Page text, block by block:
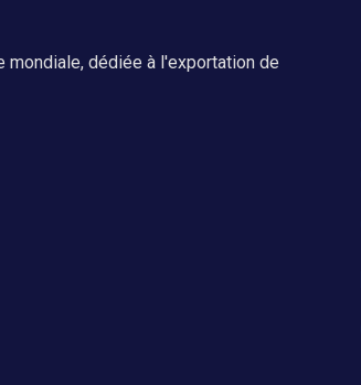
mondiale, dédiée à l'exportation de